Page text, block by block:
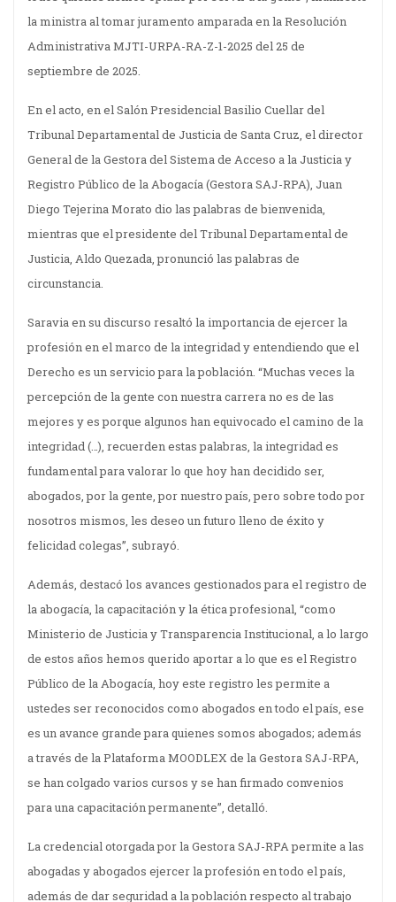
la ministra al tomar juramento amparada en la Resolución
Administrativa MJTI-URPA-RA-Z-1-2025 del 25 de
septiembre de 2025.
En el acto, en el Salón Presidencial Basilio Cuellar del
Tribunal Departamental de Justicia de Santa Cruz, el director
General de la Gestora del Sistema de Acceso a la Justicia y
Registro Público de la Abogacía (Gestora SAJ-RPA), Juan
Diego Tejerina Morato dio las palabras de bienvenida,
mientras que el presidente del Tribunal Departamental de
Justicia, Aldo Quezada, pronunció las palabras de
circunstancia.
Saravia en su discurso resaltó la importancia de ejercer la
profesión en el marco de la integridad y entendiendo que el
Derecho es un servicio para la población. “Muchas veces la
percepción de la gente con nuestra carrera no es de las
mejores y es porque algunos han equivocado el camino de la
integridad (…), recuerden estas palabras, la integridad es
fundamental para valorar lo que hoy han decidido ser,
abogados, por la gente, por nuestro país, pero sobre todo por
nosotros mismos, les deseo un futuro lleno de éxito y
felicidad colegas”, subrayó.
Además, destacó los avances gestionados para el registro de
la abogacía, la capacitación y la ética profesional, “como
Ministerio de Justicia y Transparencia Institucional, a lo largo
de estos años hemos querido aportar a lo que es el Registro
Público de la Abogacía, hoy este registro les permite a
ustedes ser reconocidos como abogados en todo el país, ese
es un avance grande para quienes somos abogados; además
a través de la Plataforma MOODLEX de la Gestora SAJ-RPA,
se han colgado varios cursos y se han firmado convenios
para una capacitación permanente”, detalló.
La credencial otorgada por la Gestora SAJ-RPA permite a las
abogadas y abogados ejercer la profesión en todo el país,
además de dar seguridad a la población respecto al trabajo